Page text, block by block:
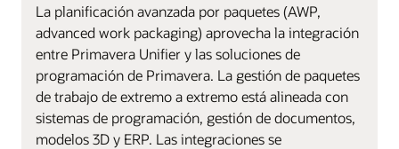
La planificación avanzada por paquetes (AWP,
advanced work packaging) aprovecha la integración
entre Primavera Unifier y las soluciones de
programación de Primavera. La gestión de paquetes
de trabajo de extremo a extremo está alineada con
sistemas de programación, gestión de documentos,
modelos 3D y ERP. Las integraciones se